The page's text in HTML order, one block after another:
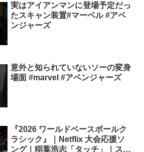
実はアイアンマンに登場予定だっ
たスキャン装置#マーベル #アベ
ンジャーズ
意外と知られていないソーの変身
場面 #marvel #アベンジャーズ
『2026 ワールドベースボールク
ラシック』｜Netflix 大会応援ソ
ング｜稲葉浩志「タッチ」｜スペ